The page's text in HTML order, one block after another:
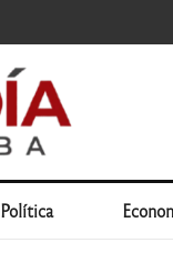
Política